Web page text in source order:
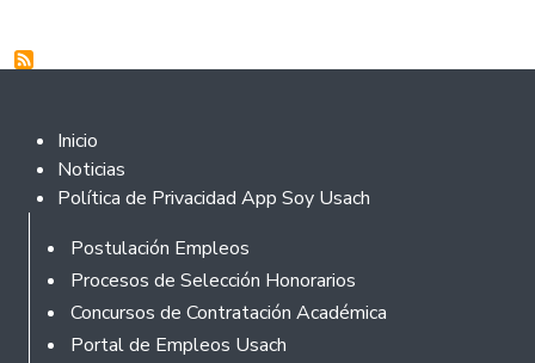
Footer 2
Inicio
Noticias
Política de Privacidad App Soy Usach
Rodapé
Postulación Empleos
Procesos de Selección Honorarios
Concursos de Contratación Académica
Portal de Empleos Usach